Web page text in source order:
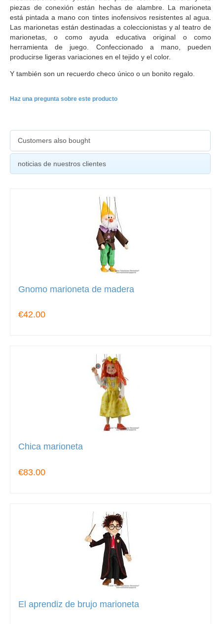
piezas de conexión están hechas de alambre. La marioneta
está pintada a mano con tintes inofensivos resistentes al agua.
Las marionetas están destinadas a coleccionistas y al teatro de
marionetas, o como ayuda educativa original o como
herramienta de juego. Confeccionado a mano, pueden
producirse ligeras variaciones en el tejido y el color.
Y también son un recuerdo checo único o un bonito regalo.
Haz una pregunta sobre este producto
Customers also bought
noticias de nuestros clientes
Gnomo marioneta de madera
€42.00
Chica marioneta
€83.00
El aprendiz de brujo marioneta